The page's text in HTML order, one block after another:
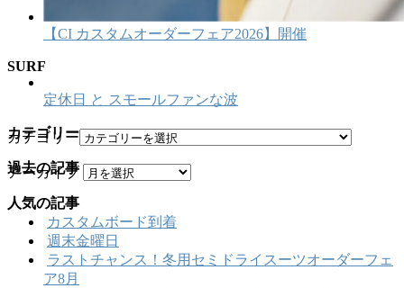
【CI カスタムオーダーフェア2026】開催
SURF
定休日 と スモールファンな波
カテゴリー
カテゴリー
過去の記事
アーカイブ
人気の記事
カスタムボード到着
週末金曜日
ラストチャンス！冬用セミドライスーツオーダーフェ
ア8月